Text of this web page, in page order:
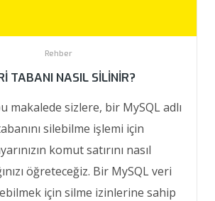
Rehber
TABANI NASIL SILINIR?
makalede sizlere, bir MySQL adlı
silebilme işlemi için
komut satırını nasıl
öğreteceğiz. Bir MySQL veri
için silme izinlerine sahip